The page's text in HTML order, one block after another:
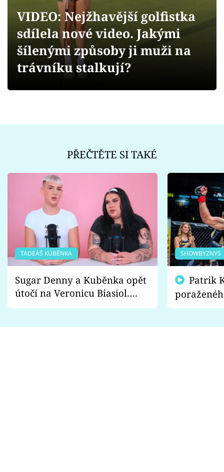
Videa
Sledujte prima+
VIDEO: Nejžhavější golfistka
sdílela nové video. Jakými
šílenými způsoby ji muži na
trávníku stalkují?
PŘEČTĚTE SI TAKÉ
TADEÁŠ KUBĚNKA
Sugar Denny a Kuběnka opět
útočí na Veronicu Biasiol.
Proč je podle nich falešná a
SHOWBYZNYS
fanoušci